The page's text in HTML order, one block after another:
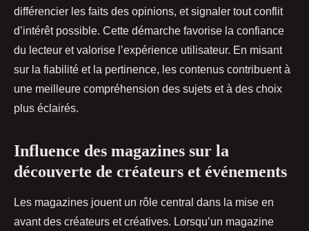
différencier les faits des opinions, et signaler tout conflit
d’intérêt possible. Cette démarche favorise la confiance
du lecteur et valorise l’expérience utilisateur. En misant
sur la fiabilité et la pertinence, les contenus contribuent à
une meilleure compréhension des sujets et à des choix
plus éclairés.
Influence des magazines sur la
découverte de créateurs et événements
Les magazines jouent un rôle central dans la mise en
avant des créateurs et créatives. Lorsqu’un magazine